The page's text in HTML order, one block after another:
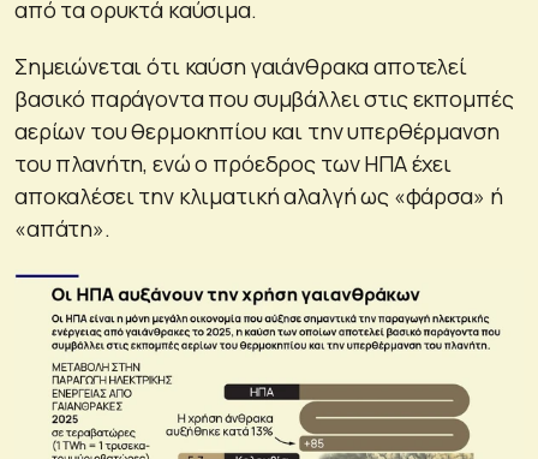
από τα ορυκτά καύσιμα.
Σημειώνεται ότι καύση γαιάνθρακα αποτελεί
βασικό παράγοντα που συμβάλλει στις εκπομπές
αερίων του θερμοκηπίου και την υπερθέρμανση
του πλανήτη, ενώ ο πρόεδρος των ΗΠΑ έχει
αποκαλέσει την κλιματική αλαλγή ως «φάρσα» ή
«απάτη».